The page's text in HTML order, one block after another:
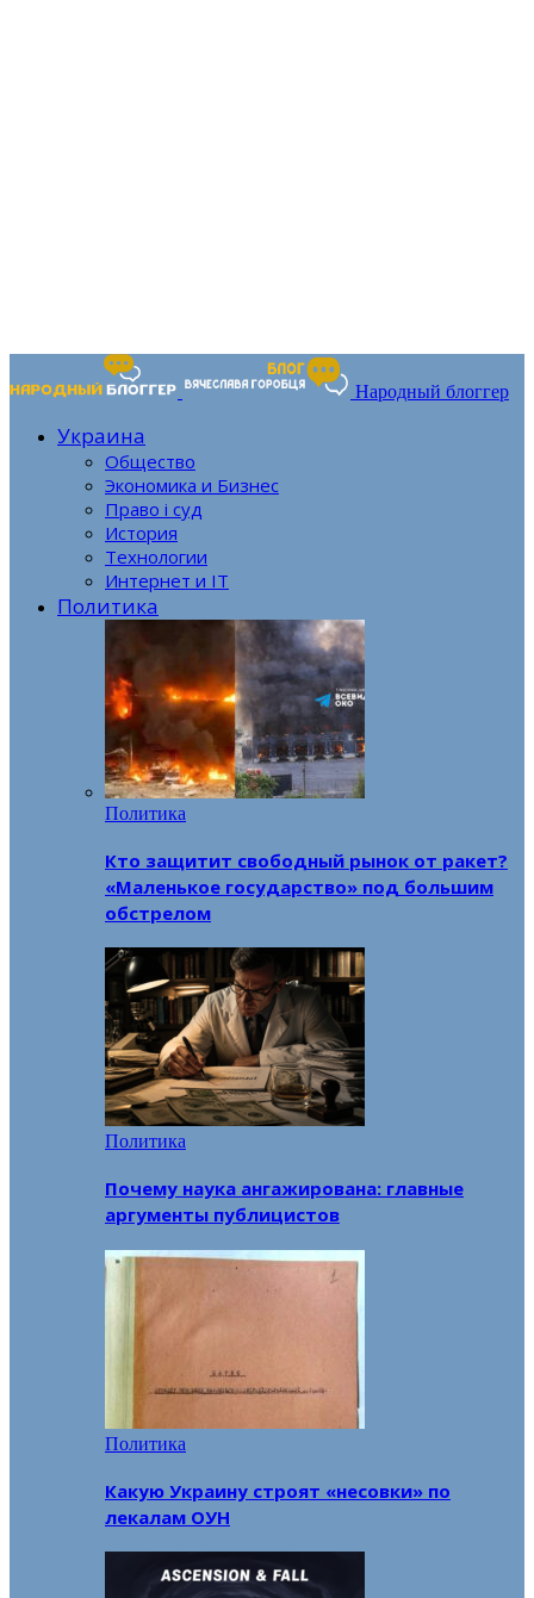
Народный блоггер
Украина
Общество
Экономика и Бизнес
Право і суд
История
Технологии
Интернет и IT
Политика
Политика
Кто защитит свободный рынок от ракет?
«Маленькое государство» под большим
обстрелом
Политика
Почему наука ангажирована: главные
аргументы публицистов
Политика
Какую Украину строят «несовки» по
лекалам ОУН